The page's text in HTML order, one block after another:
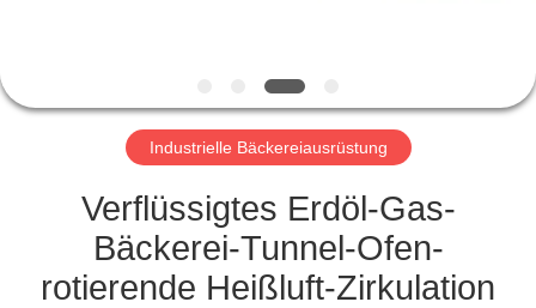
SIE
MIT
VERBINDUNG
Industrielle Bäckereiausrüstung
Verflüssigtes Erdöl-Gas-
Bäckerei-Tunnel-Ofen-
rotierende Heißluft-Zirkulation